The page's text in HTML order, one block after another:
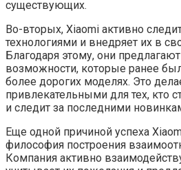
существующих.
Во-вторых, Xiaomi активно
технологиями и внедряет их в
Благодаря этому, они
возможности, которые ранее
более дорогих моделях. Это
привлекательными для тех, кто
и следит за последними
Еще одной причиной успеха
философия построения
Компания активно